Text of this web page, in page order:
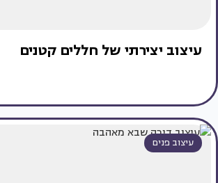
עיצוב יצירתי של חללים קטנים
עיצוב פנים